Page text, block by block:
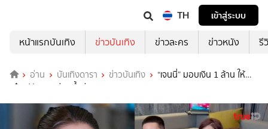
TH
เข้าสู่ระบบ
หน้าแรกบันเทิง
ข่าวบันเทิง ข่าวละคร ข่าวหนัง รี
อ่าน บันเทิงดารา ข่าวบันเทิง
“เจนนี่” มอบเงิน 1 ล้าน ให้
“บุ๋ม ปนัดดา” ช่วยน้ำท่วม